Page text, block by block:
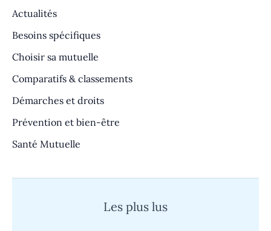
Actualités
Besoins spécifiques
Choisir sa mutuelle
Comparatifs & classements
Démarches et droits
Prévention et bien-être
Santé Mutuelle
Les plus lus